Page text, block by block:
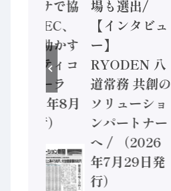
ンセンサで協
業 / IDEC、
安全に動かす
セーフティコ
ントローラ
（2026年8月
5日発行）
場も選出/
【インタビュ
ー】
RYODEN 八
道常務 共創の
ソリューショ
ンパートナー
へ / （2026
年7月29日発
行）